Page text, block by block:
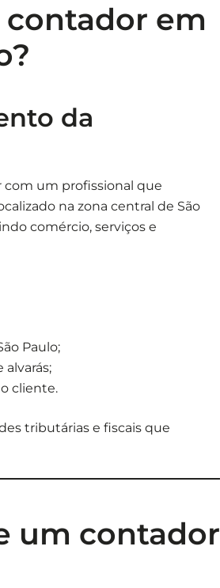
em
da
um profissional que
na zona central de São
comércio, serviços e
Paulo;
cliente.
tributárias e fiscais que
um contador